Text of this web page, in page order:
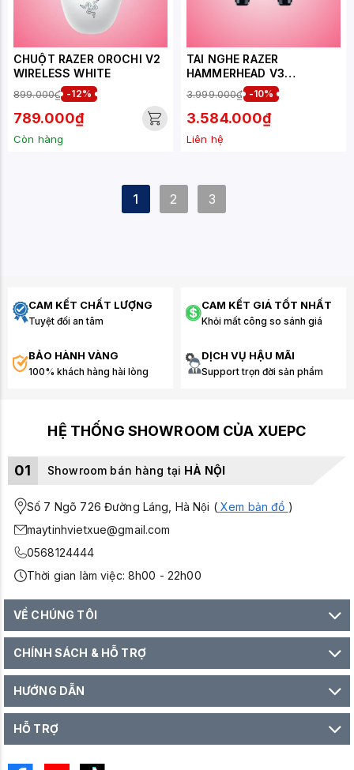
CHUỘT RAZER OROCHI V2
WIRELESS WHITE
899.000₫ -12%
789.000₫
Còn hàng
TAI NGHE RAZER
HAMMERHEAD V3
HYPERSPEED
3.999.000₫ -10%
3.584.000₫
Liên hệ
1 2 3
CAM KẾT CHẤT LƯỢNG
Tuyệt đối an tâm
CAM KẾT GIÁ TỐT NHẤT
Khỏi mất công so sánh giá
BẢO HÀNH VÀNG
100% khách hàng hài lòng
DỊCH VỤ HẬU MÃI
Support trọn đời sản phẩm
HỆ THỐNG SHOWROOM CỦA XUEPC
01 Showroom bán hàng tại HÀ NỘI
Số 7 Ngõ 726 Đường Láng, Hà Nội (Xem bản đồ )
maytinhvietxue@gmail.com
0568124444
Thời gian làm việc: 8h00 - 22h00
VỀ CHÚNG TÔI
CHÍNH SÁCH & HỖ TRỢ
HƯỚNG DẪN
HỖ TRỢ